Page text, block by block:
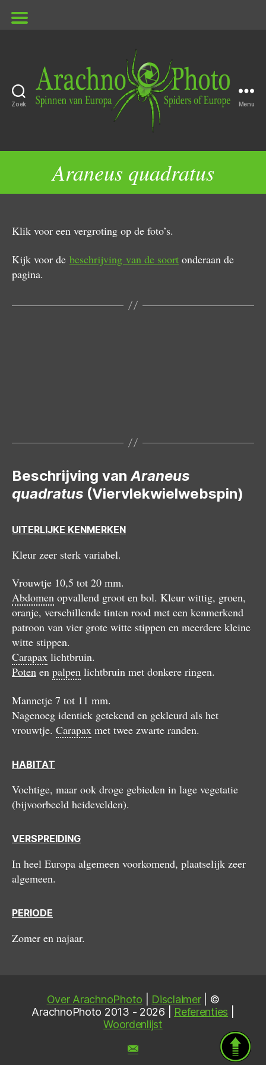
Zoek Menu
Araneus quadratus
Klik voor een vergroting op de foto’s.
Kijk voor de beschrijving van de soort onderaan de
pagina.
Beschrijving van Araneus
quadratus (Viervlekwielwebspin)
UITERLIJKE KENMERKEN
Kleur zeer sterk variabel.
Vrouwtje 10,5 tot 20 mm.
Abdomen opvallend groot en bol. Kleur wittig, groen,
oranje, verschillende tinten rood met een kenmerkend
patroon van vier grote witte stippen en meerdere kleine
witte stippen.
Carapax lichtbruin.
Poten en palpen lichtbruin met donkere ringen.
Mannetje 7 tot 11 mm.
Nagenoeg identiek getekend en gekleurd als het
vrouwtje. Carapax met twee zwarte randen.
HABITAT
Vochtige, maar ook droge gebieden in lage vegetatie
(bijvoorbeeld heidevelden).
VERSPREIDING
In heel Europa algemeen voorkomend, plaatselijk zeer
algemeen.
PERIODE
Zomer en najaar.
Over ArachnoPhoto Disclaimer| ©
ArachnoPhoto 2013 - 2026 | Referenties
Woordenlijst